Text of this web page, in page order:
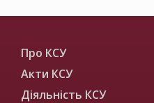
Про КСУ
Акти КСУ
Діяльність КСУ